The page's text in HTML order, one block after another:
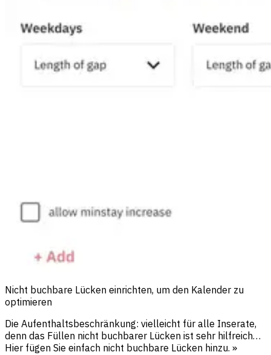
Nicht buchbare Lücken einrichten, um den Kalender zu
optimieren
Die Aufenthaltsbeschränkung: vielleicht für alle Inserate,
denn das Füllen nicht buchbarer Lücken ist sehr hilfreich…
Hier fügen Sie einfach nicht buchbare Lücken hinzu. »